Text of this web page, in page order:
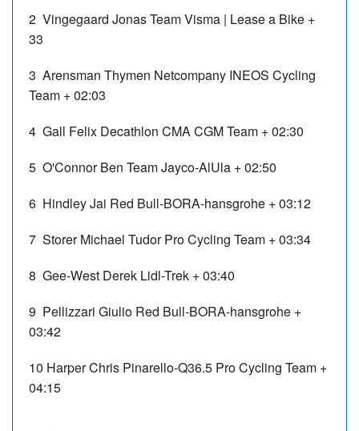
2 Vingegaard Jonas Team Visma | Lease a Bike +
33
3 Arensman Thymen Netcompany INEOS Cycling
Team + 02:03
4 Gall Felix Decathlon CMA CGM Team + 02:30
5 O'Connor Ben Team Jayco-AlUla + 02:50
6 Hindley Jai Red Bull-BORA-hansgrohe + 03:12
7 Storer Michael Tudor Pro Cycling Team + 03:34
8 Gee-West Derek Lidl-Trek + 03:40
9 Pellizzari Giulio Red Bull-BORA-hansgrohe +
03:42
10 Harper Chris Pinarello-Q36.5 Pro Cycling Team +
04:15